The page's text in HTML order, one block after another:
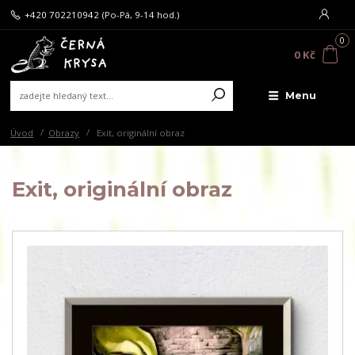
Menu
+420 702210942 (Po-Pá, 9-14 hod.)
0
0 Kč
Úvod Obrazy Exit, originální obraz
Exit, originální obraz